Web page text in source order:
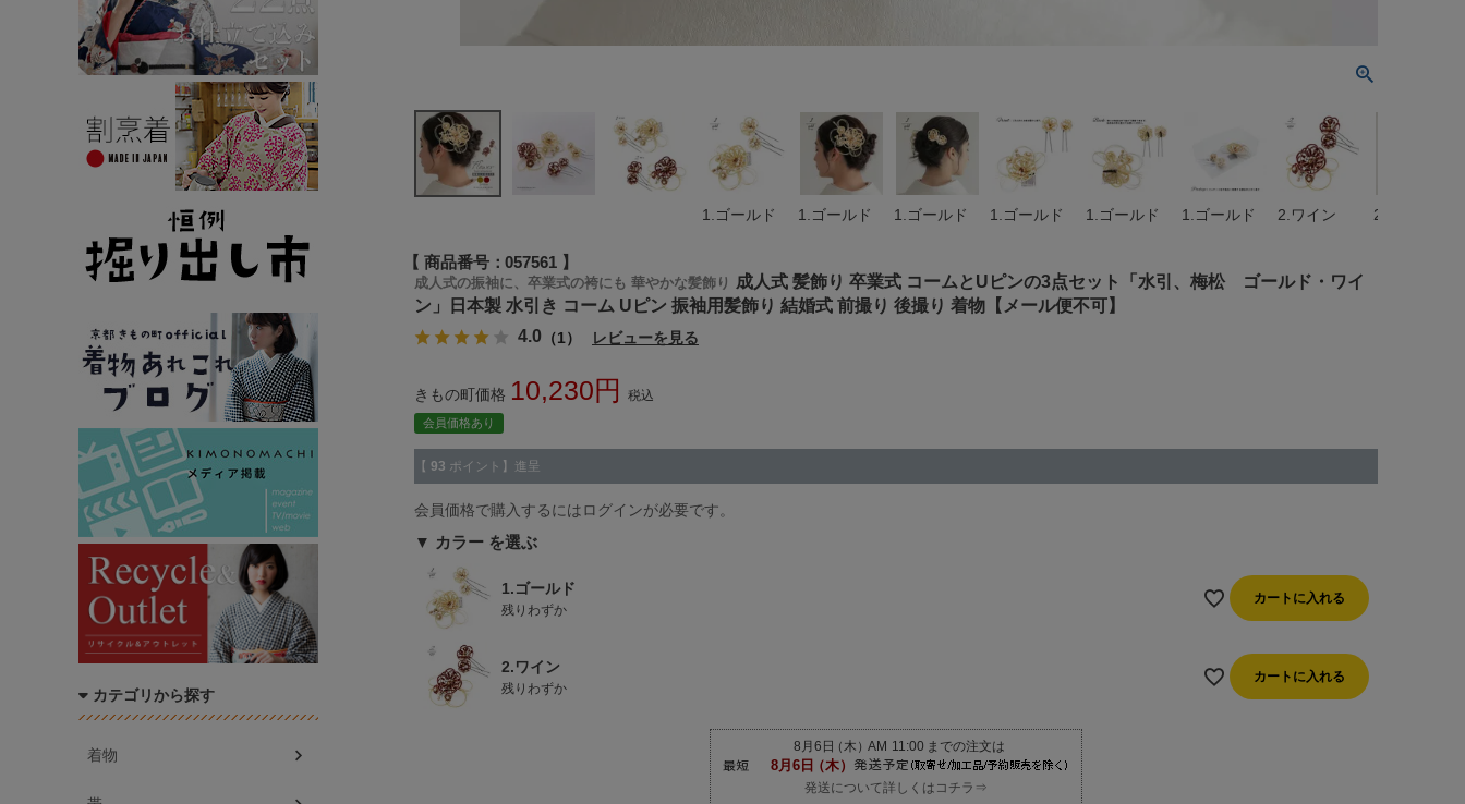
1.ゴールド 1.ゴールド 1.ゴールド 1.ゴールド 1.ゴールド 1.ゴールド 2.ワイン 2.ワイン
商品番号 057561
成人式の振袖に、卒業式の袴にも 華やかな髪飾り
成人式 髪飾り 卒業式 コームとUピンの3点セット「水引、梅松 ゴールド・ワイ
ン」日本製 水引き コーム Uピン 振袖用髪飾り 結婚式 前撮り 後撮り 着物【メール便不可】
4.0 （1） レビューを見る
きもの町価格 10,230 税込
会員価格あり
【 93 ポイント】進呈
会員価格で購入するにはログインが必要です。
カラー
1.ゴールド
残りわずか
カートに入れる
2.ワイン
残りわずか
カートに入れる
発送について詳しくはコチラ⇒
カテゴリから探す
着物